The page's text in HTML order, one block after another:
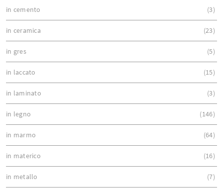
in cemento 3
in ceramica 23
in gres 5
in laccato 15
in laminato 3
in legno 146
in marmo 64
in materico 16
in metallo 7